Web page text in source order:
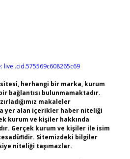
live:.cid.575569c608265c69
herhangi bir marka, kurum
bağlantısı bulunmamaktadır.
makaleler
yer alan içerikler haber niteliği
kurum ve kişiler hakkında
Gerçek kurum ve kişiler ile isim
Sitemizdeki bilgiler
niteliği taşımazlar.